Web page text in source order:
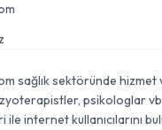
sağlık sektöründe hizmet
psikologlar
internet kullanıcılarını